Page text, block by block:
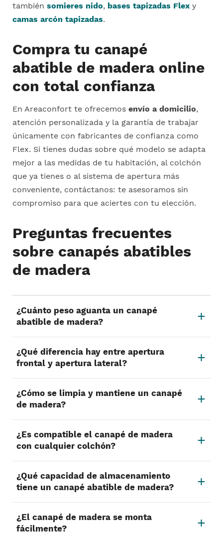
también somieres nido, bases tapizadas Flex y
camas arcón tapizadas.
Compra tu canapé
abatible de madera online
con total confianza
En Areaconfort te ofrecemos envío a domicilio,
atención personalizada y la garantía de trabajar
únicamente con fabricantes de confianza como
Flex. Si tienes dudas sobre qué modelo se adapta
mejor a las medidas de tu habitación, al colchón
que ya tienes o al sistema de apertura más
conveniente, contáctanos: te asesoramos sin
compromiso para que aciertes con tu elección.
Preguntas frecuentes
sobre canapés abatibles
de madera
¿Cuánto peso aguanta un canapé
abatible de madera?
¿Qué diferencia hay entre apertura
frontal y apertura lateral?
¿Cómo se limpia y mantiene un canapé
de madera?
¿Es compatible el canapé de madera
con cualquier colchón?
¿Qué capacidad de almacenamiento
tiene un canapé abatible de madera?
¿El canapé de madera se monta
fácilmente?